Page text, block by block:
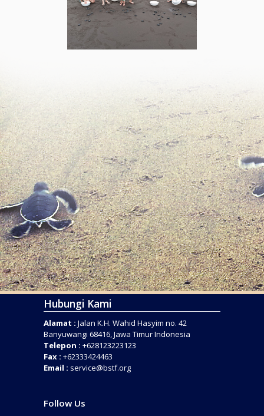
Hubungi Kami
Alamat : Jalan K.H. Wahid Hasyim no. 42
Banyuwangi 68416, Jawa Timur Indonesia
Telepon : +628123223123
Fax : +62333424463
Email : service@bstf.org
Follow Us